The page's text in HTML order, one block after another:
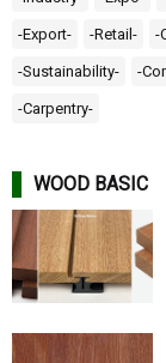
-Export- -Retail- -
-Sustainability- -
-Carpentry-
WOOD BASIC